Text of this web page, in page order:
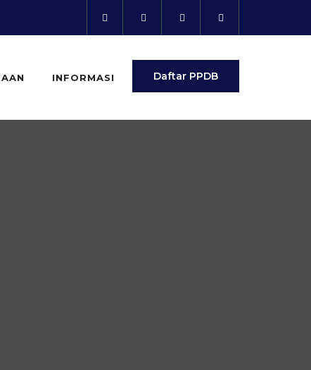
INFORMASI Daftar PPDB